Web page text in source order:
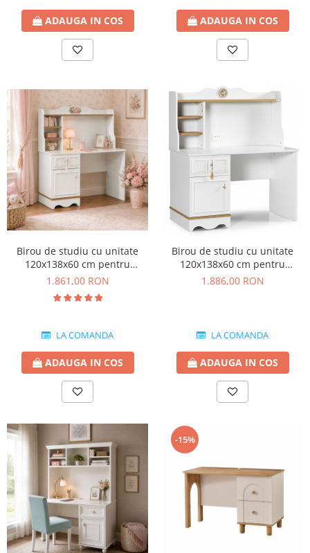
ADAUGA IN COS ADAUGA IN COS
Birou de studiu cu unitate
120x138x60 cm pentru
camera copiilor Colectia Luna
1.861,00 RON
LA COMANDA
ADAUGA IN COS
Birou de studiu cu unitate
120x138x60 cm pentru
camera copiilor Colectia Luna
1.886,00 RON
LA COMANDA
ADAUGA IN COS
-15%